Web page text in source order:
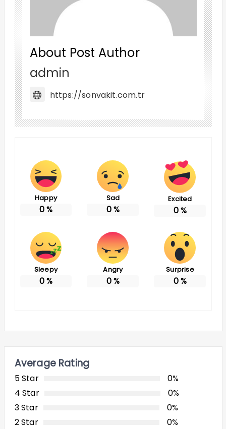
About Post Author
admin
https://sonvakit.com.tr
Happy
0%
Sad
0%
Excited
0%
Sleepy
0%
Angry
0%
Surprise
0%
Average Rating
5 Star
0%
4 Star
0%
3 Star
0%
2 Star
0%